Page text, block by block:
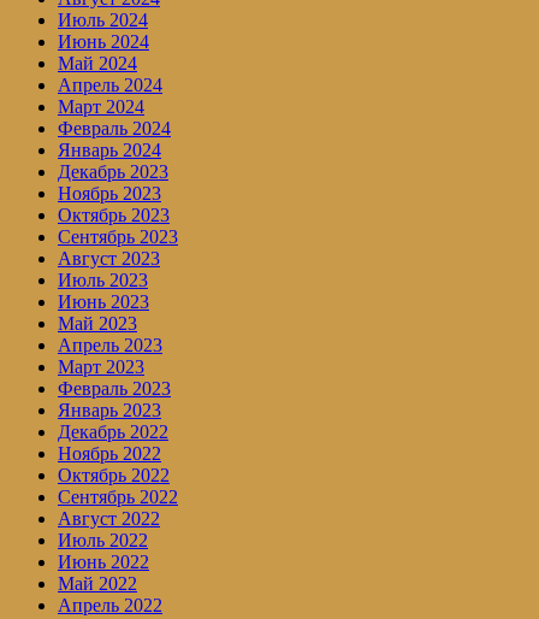
Июль 2024
Июнь 2024
Май 2024
Апрель 2024
Март 2024
Февраль 2024
Январь 2024
Декабрь 2023
Ноябрь 2023
Октябрь 2023
Сентябрь 2023
Август 2023
Июль 2023
Июнь 2023
Май 2023
Апрель 2023
Март 2023
Февраль 2023
Январь 2023
Декабрь 2022
Ноябрь 2022
Октябрь 2022
Сентябрь 2022
Август 2022
Июль 2022
Июнь 2022
Май 2022
Апрель 2022